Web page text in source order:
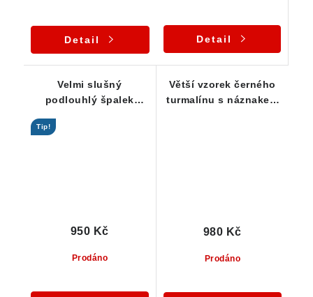
Detail Detail
Velmi slušný
podlouhlý špalek
pěkným rýhováním
Tip!
Prodáno
950 Kč
Větší vzorek černého
turmalínu s náznakem
Prodáno
980 Kč